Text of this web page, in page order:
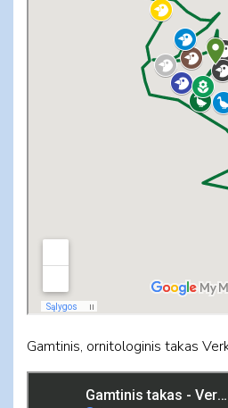
Gamtinis, ornitologinis takas